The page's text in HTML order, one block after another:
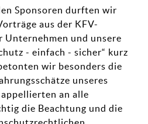
Sponsoren durften wir
aus der KFV-
Unternehmen und unsere
- einfach - sicher“ kurz
wir besonders die
unseres
appellierten an alle
die Beachtung und die